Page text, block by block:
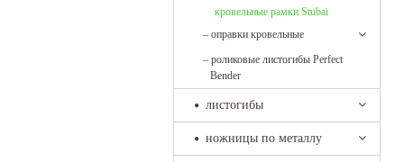
кровельные рамки Stubai
– оправки кровельные
– роликовые листогибы Perfect
Bender
листогибы
ножницы по металлу